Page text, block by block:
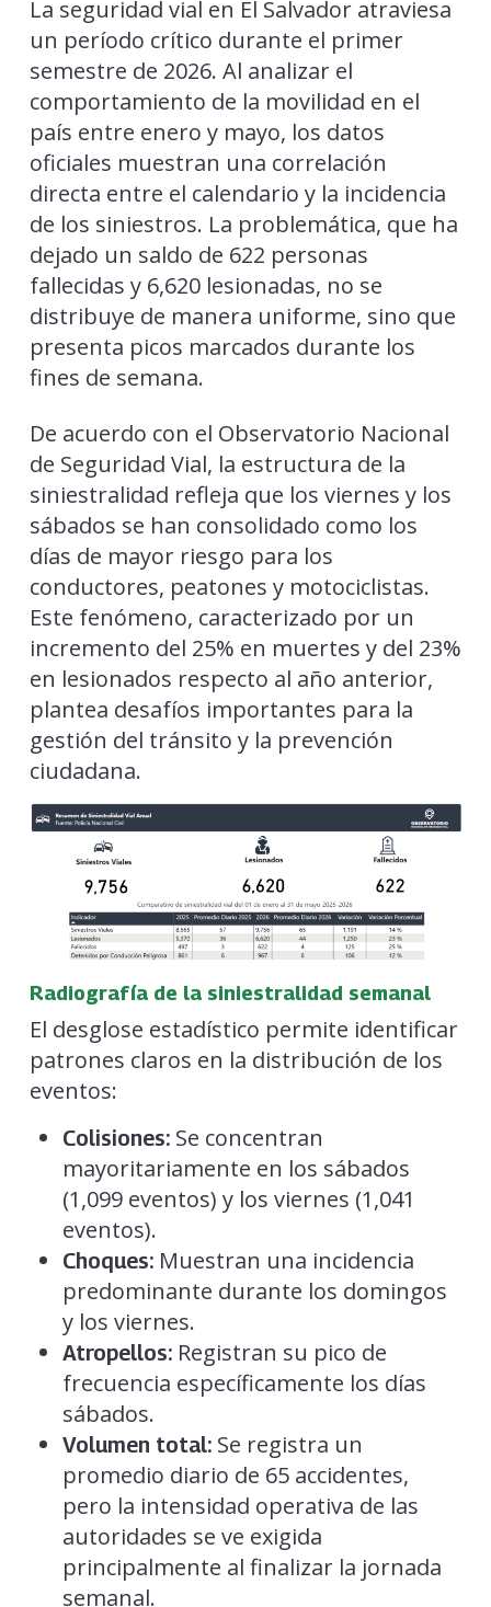
La seguridad vial en El Salvador atraviesa
un período crítico durante el primer
semestre de 2026. Al analizar el
comportamiento de la movilidad en el
país entre enero y mayo, los datos
oficiales muestran una correlación
directa entre el calendario y la incidencia
de los siniestros. La problemática, que ha
dejado un saldo de 622 personas
fallecidas y 6,620 lesionadas, no se
distribuye de manera uniforme, sino que
presenta picos marcados durante los
fines de semana.
De acuerdo con el Observatorio Nacional
de Seguridad Vial, la estructura de la
siniestralidad refleja que los viernes y los
sábados se han consolidado como los
días de mayor riesgo para los
conductores, peatones y motociclistas.
Este fenómeno, caracterizado por un
incremento del 25% en muertes y del 23%
en lesionados respecto al año anterior,
plantea desafíos importantes para la
gestión del tránsito y la prevención
ciudadana.
Radiografía de la siniestralidad semanal
El desglose estadístico permite identificar
patrones claros en la distribución de los
eventos:
Colisiones:Se concentran
mayoritariamente en los sábados
(1,099 eventos) y los viernes (1,041
eventos).
Choques:Muestran una incidencia
predominante durante los domingos
y los viernes.
Atropellos:Registran su pico de
frecuencia específicamente los días
sábados.
Volumen total:Se registra un
promedio diario de 65 accidentes,
pero la intensidad operativa de las
autoridades se ve exigida
principalmente al finalizar la jornada
semanal.